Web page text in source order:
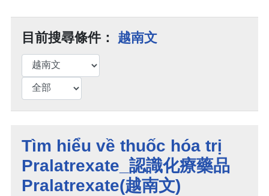
目前搜尋條件： 越南文
Tìm hiểu về thuốc hóa trị
Pralatrexate_認識化療藥品
Pralatrexate(越南文)